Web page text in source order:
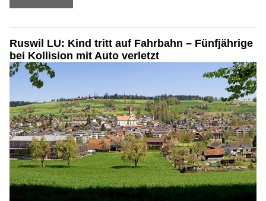
Ruswil LU: Kind tritt auf Fahrbahn – Fünfjährige
bei Kollision mit Auto verletzt